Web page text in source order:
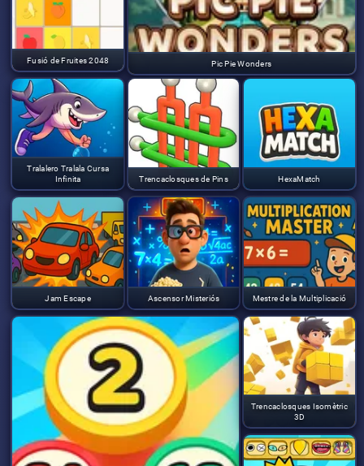
Pic Pie Wonders
Fusió de Fruites 2048
Tralalero Tralala Cursa
Infinita
Trencaclosques de Pins HexaMatch
Jam Escape Ascensor Misteriós Mestre de la Multiplicació
Trencaclosques Isomètric
3D